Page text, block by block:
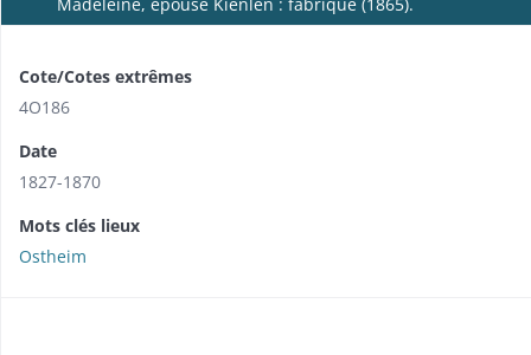
Cote/Cotes extrêmes
4O186
Date
1827-1870
Mots clés lieux
Ostheim